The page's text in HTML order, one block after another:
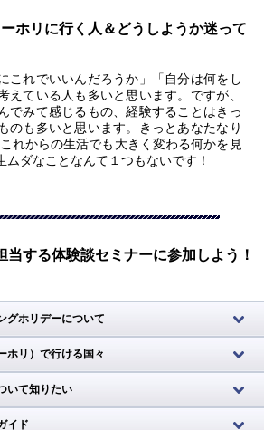
ホリに行く人＆どうしようか迷って
これでいいんだろうか」「自分は何をし
えている人も多いと思います。ですが、
でみて感じるもの、経験することはきっ
のも多いと思います。きっとあなたなり
れからの生活でも大きく変わる何かを見
ムダなことなんて１つもないです！
当する体験談セミナーに参加しよう！
グホリデーについて
ホリ）で行ける国々
いて知りたい
イド